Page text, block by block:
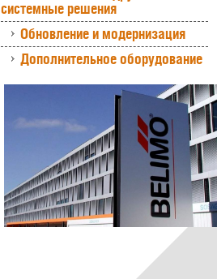
системные решения
Обновление и модернизация
Дополнительное оборудование